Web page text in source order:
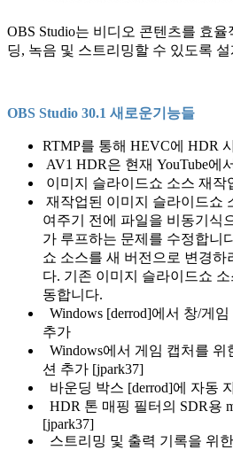
OBS Studio는 비디오 콘텐츠를 효
딩, 녹음 및 스트리밍할 수 있도록
OBS Studio 30.1 새로운기능들
RTMP를 통해 HEVC에 HDR
AV1 HDR은 현재 YouTube에
이미지 슬라이드쇼 소스 재작
재작업된 이미지 슬라이드쇼
여주기 전에 파일을 비동기식
가 루프하는 문제를 수정합니
쇼 소스를 새 버전으로 변경하
다. 기존 이미지 슬라이드쇼
동합니다.
Windows [derrod]에서 창/게
추가
Windows에서 게임 캡처를 위
션 추가 [jpark37]
바운딩 박스 [derrod]에 자동
HDR 톤 매핑 필터의 SDR용
[jpark37]
스트리밍 및 출력 기록을 위